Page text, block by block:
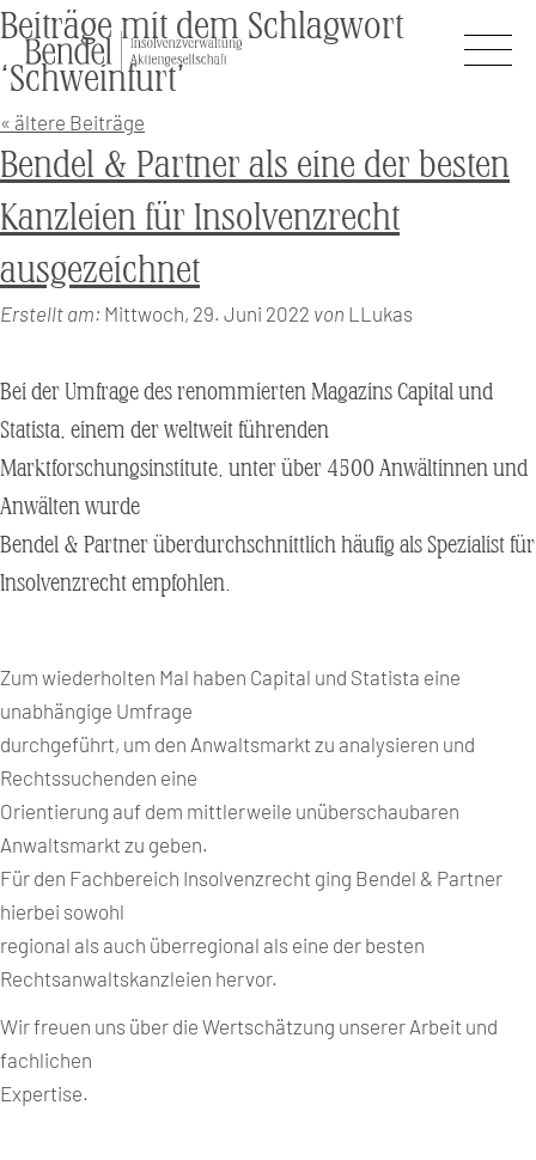
Beiträge mit dem Schlagwort
‘Schweinfurt’
« ältere Beiträge
Bendel & Partner als eine der besten
Kanzleien für Insolvenzrecht
ausgezeichnet
Erstellt am: Mittwoch, 29. Juni 2022 von LLukas
Bei der Umfrage des renommierten Magazins Capital und
Statista, einem der weltweit führenden
Marktforschungsinstitute, unter über 4500 Anwältinnen und
Anwälten wurde
Bendel & Partner überdurchschnittlich häufig als Spezialist für
Insolvenzrecht empfohlen.
Zum wiederholten Mal haben Capital und Statista eine
unabhängige Umfrage
durchgeführt, um den Anwaltsmarkt zu analysieren und
Rechtssuchenden eine
Orientierung auf dem mittlerweile unüberschaubaren
Anwaltsmarkt zu geben.
Für den Fachbereich Insolvenzrecht ging Bendel & Partner
hierbei sowohl
regional als auch überregional als eine der besten
Rechtsanwaltskanzleien hervor.
Wir freuen uns über die Wertschätzung unserer Arbeit und
fachlichen
Expertise.